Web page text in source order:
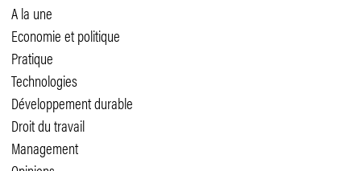
A la une
Economie et politique
Pratique
Technologies
Développement durable
Droit du travail
Management